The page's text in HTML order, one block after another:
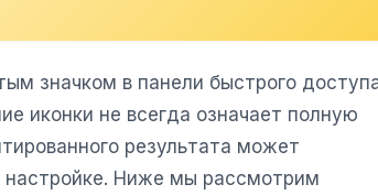
значком в панели быстрого
иконки не всегда означает полную
результата может
настройке. Ниже мы рассмотрим